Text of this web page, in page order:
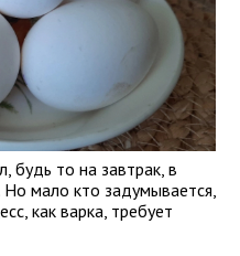
будь то на завтрак, в
Но мало кто задумывается,
как варка, требует